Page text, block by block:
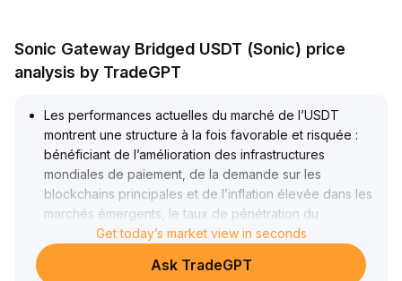
Sonic Gateway Bridged USDT (Sonic) price
analysis by TradeGPT
Les performances actuelles du marché de l’USDT
montrent une structure à la fois favorable et risquée :
bénéficiant de l’amélioration des infrastructures
mondiales de paiement, de la demande sur les
blockchains principales et de l’inflation élevée dans les
marchés émergents, le taux de pénétration du
règlement et des applications on-chain continue
d’augmenter, avec des fondamentaux à court terme
globalement solides.
Get today’s market view in seconds
Ask TradeGPT